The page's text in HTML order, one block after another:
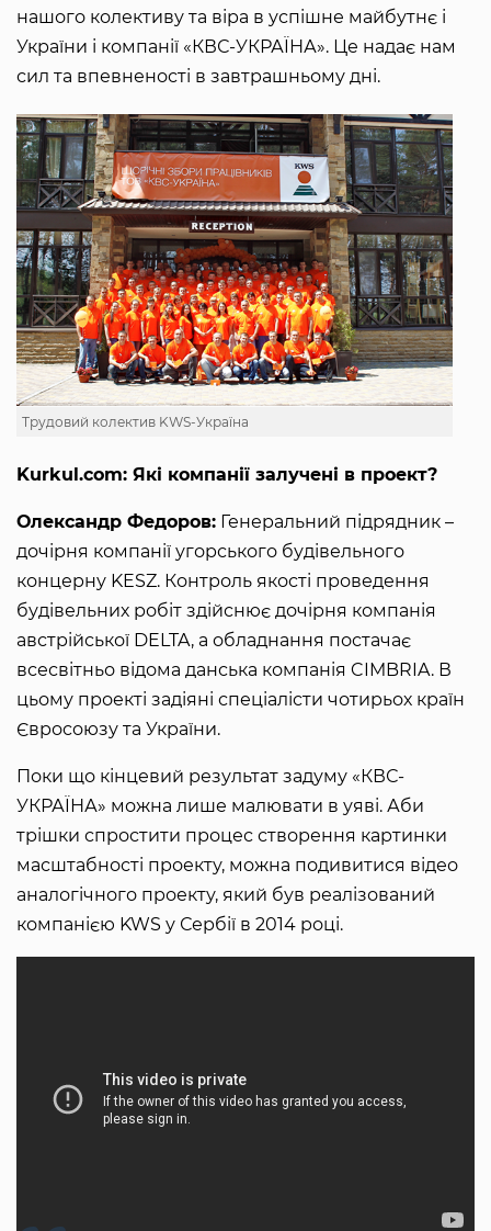
нашого колективу та віра в успішне майбутнє і
України і компанії «КВС-УКРАЇНА». Це надає нам
сил та впевненості в завтрашньому дні.
Трудовий колектив KWS-Україна
Kurkul.com: Які компанії залучені в проект?
Олександр Федоров: Генеральний підрядник –
дочірня компанії угорського будівельного
концерну KESZ. Контроль якості проведення
будівельних робіт здійснює дочірня компанія
австрійської DELTA, а обладнання постачає
всесвітньо відома данська компанія CIMBRIA. В
цьому проекті задіяні спеціалісти чотирьох країн
Євросоюзу та України.
Поки що кінцевий результат задуму «КВС-
УКРАЇНА» можна лише малювати в уяві. Аби
трішки спростити процес створення картинки
масштабності проекту, можна подивитися відео
аналогічного проекту, який був реалізований
компанією KWS у Сербії в 2014 році.